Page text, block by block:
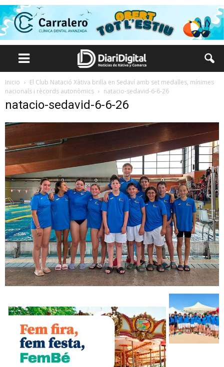
Inicio
El Club Natació Xàtiva brilla en Sedaví amb set medalles, mínimes
nacionals i rècords autonòmics
natacio-sedavid-6-6-26
natacio-sedavid-6-6-26